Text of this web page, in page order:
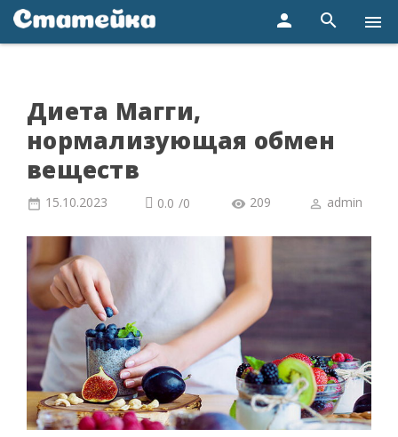
person search menu
Диета Магги,
нормализующая обмен
веществ
15.10.2023 0.0 /0 209 admin